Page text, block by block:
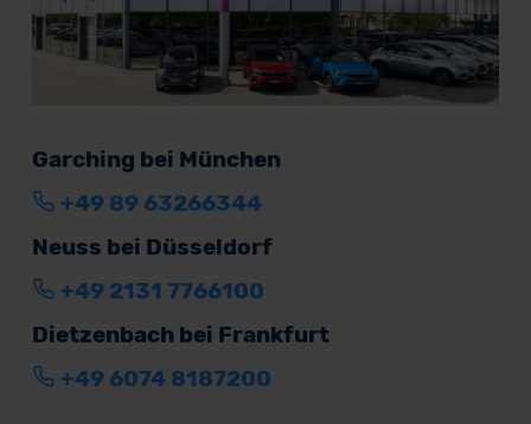
Garching bei München
+49 89 63266344
Neuss bei Düsseldorf
+49 2131 7766100
Dietzenbach bei Frankfurt
+49 6074 8187200